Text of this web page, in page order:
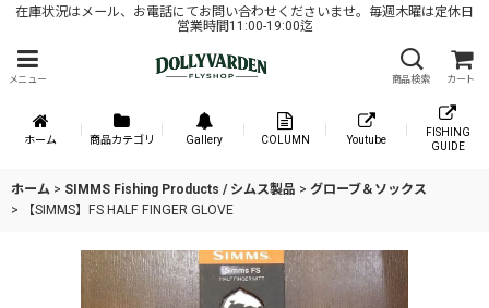
在庫状況はメール、お電話にてお問い合わせくださいませ。毎週木曜は定休日
営業時間11:00-19:00迄
メニュー 商品検索 カート
ホーム 商品カテゴリ Gallery COLUMN Youtube
FISHING
GUIDE
ホーム > SIMMS Fishing Products / シムス製品 > グローブ＆ソックス
>
【SIMMS】FS HALF FINGER GLOVE